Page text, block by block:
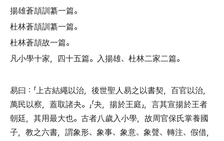
揚雄蒼頡訓纂一篇。
杜林蒼頡訓纂一篇。
杜林蒼頡故一篇。
凡小學十家， 四十五篇。 入揚雄、 杜林二家二篇。
易曰 ：「上古結繩以治， 後世聖人易之以書契， 百官以治，
萬民以察， 蓋取諸夬。」「夬， 揚於王庭」， 言其宣揚於王者
朝廷， 其用最大也。 古者八歲入小學， 故周官保氏掌養國
子， 教之六書， 謂象形、 象事、 象意、 象聲、 轉注、 假借，